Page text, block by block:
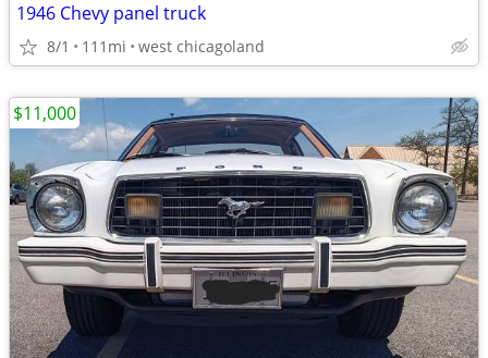
1946 Chevy panel truck
8/1 111mi west chicagoland
$11,000